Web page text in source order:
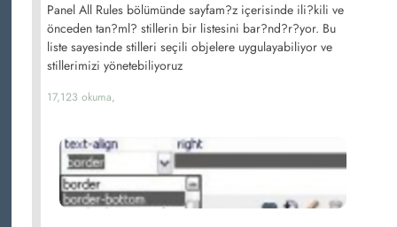
Panel All Rules bölümünde sayfam?z içerisinde ili?kili ve
önceden tan?ml? stillerin bir listesini bar?nd?r?yor. Bu
liste sayesinde stilleri seçili objelere uygulayabiliyor ve
stillerimizi yönetebiliyoruz
17,123 okuma,